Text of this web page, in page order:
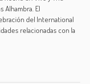
Alhambra. El
del International
relacionadas con la